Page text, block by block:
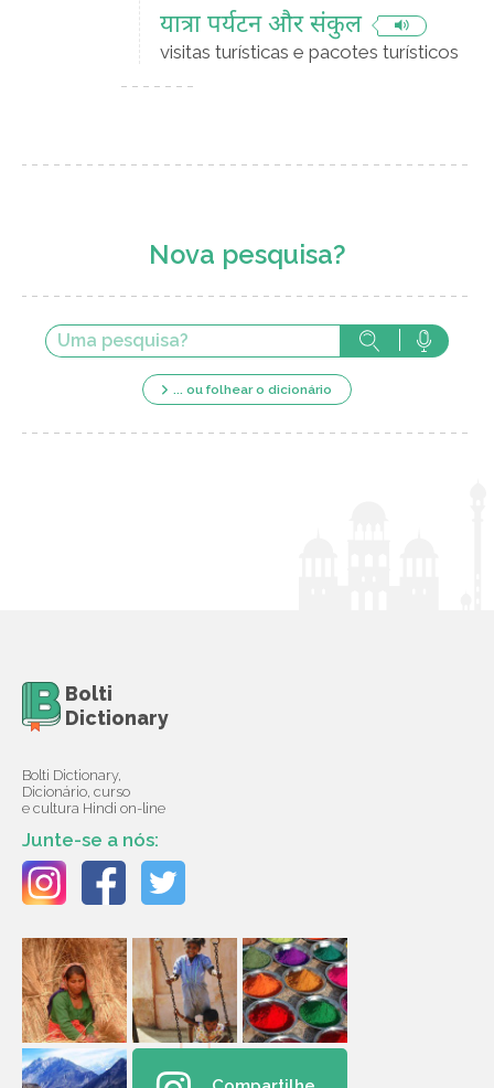
यात्रा पर्यटन और संकुल
visitas turísticas e pacotes turísticos
Nova pesquisa?
... ou folhear o dicionário
Bolti
Dictionary
Bolti Dictionary,
Dicionário, curso
e cultura Hindi on-line
Junte-se a nós: